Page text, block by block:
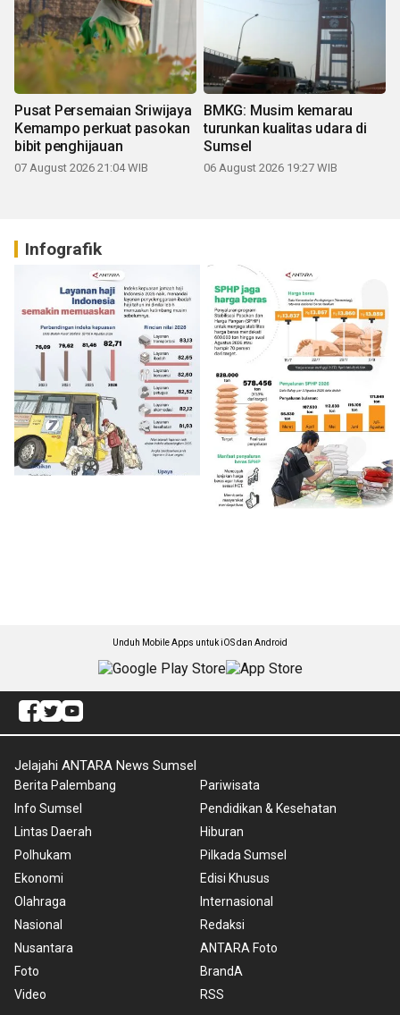
Pusat Persemaian Sriwijaya
Kemampo perkuat pasokan
bibit penghijauan
07 August 2026 21:04 WIB
BMKG: Musim kemarau
turunkan kualitas udara di
Sumsel
06 August 2026 19:27 WIB
Infografik
Unduh Mobile Apps untuk iOS dan Android
Jelajahi ANTARA News Sumsel
Berita Palembang
Info Sumsel
Lintas Daerah
Polhukam
Ekonomi
Olahraga
Nasional
Nusantara
Foto
Video
Pariwisata
Pendidikan & Kesehatan
Hiburan
Pilkada Sumsel
Edisi Khusus
Internasional
Redaksi
ANTARA Foto
BrandA
RSS